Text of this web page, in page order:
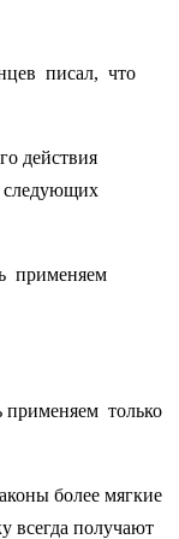
писал, что
действия
следующих
применяем
только
более мягкие
всегда получают